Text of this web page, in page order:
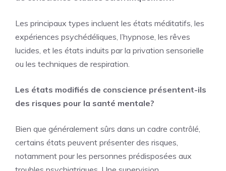
Les principaux types incluent les états méditatifs, les
expériences psychédéliques, l’hypnose, les rêves
lucides, et les états induits par la privation sensorielle
ou les techniques de respiration.
Les états modifiés de conscience présentent-ils
des risques pour la santé mentale?
Bien que généralement sûrs dans un cadre contrôlé,
certains états peuvent présenter des risques,
notamment pour les personnes prédisposées aux